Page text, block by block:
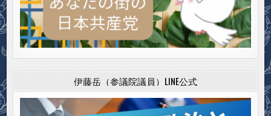
伊藤岳（参議院議員）LINE公式